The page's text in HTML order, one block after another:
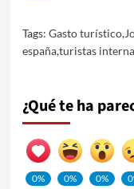
Tags: Gasto turístico,
españa,turistas
¿Qué te ha
0%
0%
0%